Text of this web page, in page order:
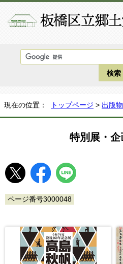
現在の位置： トップページ > 出版物
特別展・
ページ番号3000048